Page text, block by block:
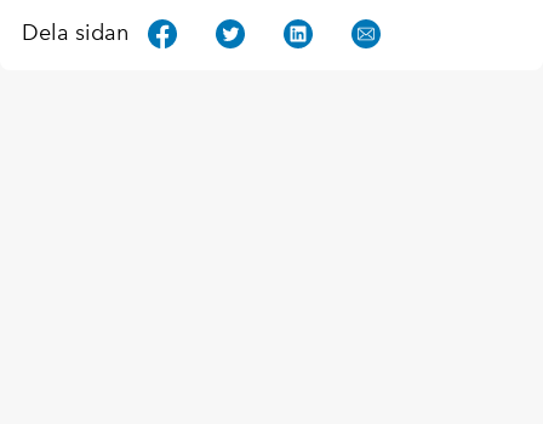
Dela sidan